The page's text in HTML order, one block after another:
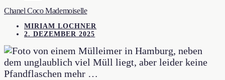
Chanel Coco Mademoiselle
MIRIAM LOCHNER
2. DEZEMBER 2025